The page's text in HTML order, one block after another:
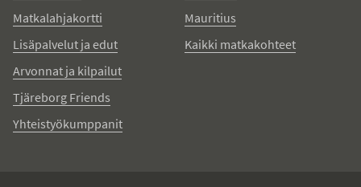
Matkalahjakortti
Lisäpalvelut ja edut
Arvonnat ja kilpailut
Tjäreborg Friends
Yhteistyökumppanit
Mauritius
Kaikki matkakohteet